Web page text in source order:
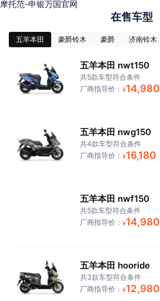
摩托范-申银万国官网
在售车型
五羊本田 豪爵铃木 豪爵 济南铃木
五羊本田 nwt150
共5款车型符合条件
厂商指导价： ¥14,980
五羊本田 nwg150
共4款车型符合条件
厂商指导价： ¥16,180
五羊本田 nwf150
共5款车型符合条件
厂商指导价： ¥14,980
五羊本田 hooride
共3款车型符合条件
厂商指导价： ¥12,980